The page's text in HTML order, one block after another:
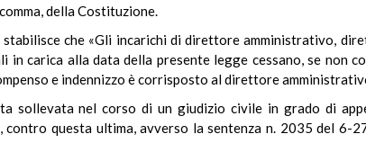
della Costituzione.
stabilisce che «Gli incarichi di direttore amministrativo,
carica alla data della presente legge cessano, se non
e indennizzo è corrisposto al direttore
sollevata nel corso di un giudizio civile in grado di
contro questa ultima, avverso la sentenza n. 2035 del